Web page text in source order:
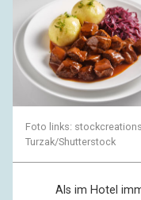
Foto links:
Turzak/Shutterstock
Als im Hotel